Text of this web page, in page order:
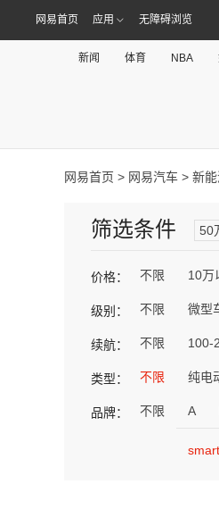
网易首页 应用 无障碍浏览
新闻 体育 NBA
网易首页 > 网易汽车 > 新
筛选条件 50
价格： 不限 10万
级别： 不限 微型
续航： 不限 100-
类型： 不限 纯电
品牌： 不限 A
smart